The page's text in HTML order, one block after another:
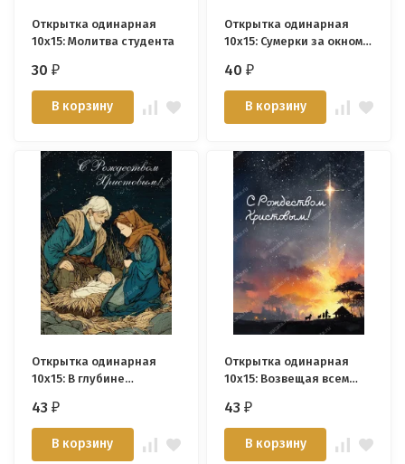
Открытка одинарная
10x15: Молитва студента
30₽
В корзину
Открытка одинарная
10x15: Сумерки за окном /
40₽
В корзину
Открытка одинарная
10x15: В глубине
картон/
43₽
В корзину
Открытка одинарная
10x15: Возвещая всем
43₽
В корзину